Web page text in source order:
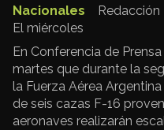
Redacción
Nacionales
El miércoles
En Conferencia de
martes que durante la
la Fuerza Aérea
de seis cazas F-16
aeronaves realizarán